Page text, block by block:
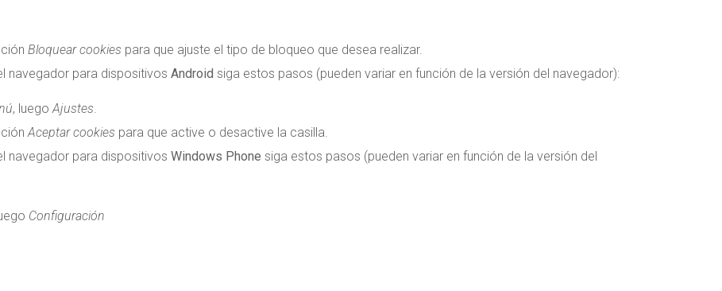
Bloquear cookies para que ajuste el tipo de bloqueo que desea realizar.
navegador para dispositivos Android siga estos pasos (pueden variar en función de la versión del navegador):
, luegoAjustes.
Aceptar cookies para que active o desactive la casilla.
navegador para dispositivos Windows Phone siga estos pasos (pueden variar en función de la versión del
Configuración